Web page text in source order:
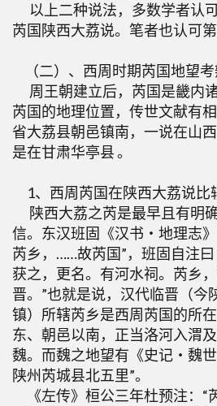
以上二种说法，多数学者认
芮国陕西大荔说。笔者也认可第
（二）、西周时期芮国地望
周王朝建立后，芮国是畿内
芮国的地理位置，传世文献有
省大荔县朝邑镇南，一说在山
是在甘肃华亭县 。
1、西周芮国在陕西大荔说比
陕西大荔之芮是最早且有明
信。东汉班固《汉书・地理志
芮乡，……故芮国”，班固自注
获之，更名。有河水祠。芮乡
晋。”也就是说，汉代临晋（今
镇）所辖芮乡是西周芮国的所
东、朝邑以南，正当洛河入渭
魏。而魏之地望有《史记・魏
陕州芮城县北五里”。
《左传》桓公三年杜预注：“